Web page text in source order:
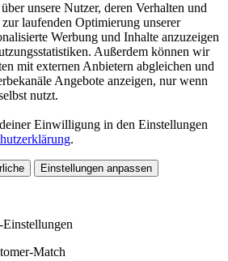
unsere Nutzer, deren Verhalten und
laufenden Optimierung unserer
Werbung und Inhalte anzuzeigen
Außerdem können wir
mit externen Anbietern abgleichen und
Angebote anzeigen, nur wenn
nutzt.
Einwilligung in den Einstellungen
.
Einstellungen anpassen
Match